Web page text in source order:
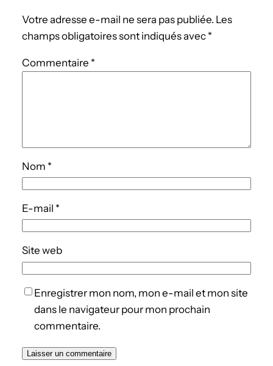
Votre adresse e-mail ne sera pas publiée. Les
champs obligatoires sont indiqués avec *
Commentaire *
Nom *
E-mail *
Site web
Enregistrer mon nom, mon e-mail et mon site
dans le navigateur pour mon prochain
commentaire.